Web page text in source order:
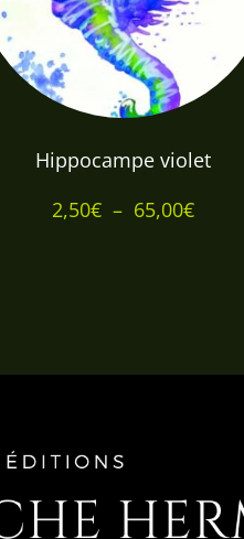
Hippocampe violet
2,50€ – 65,00€Plage